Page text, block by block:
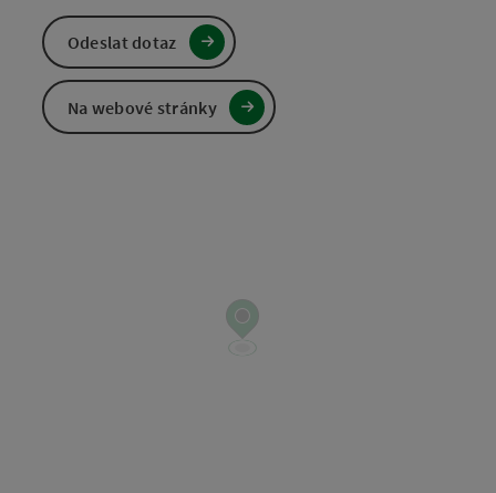
Odeslat dotaz
Na webové stránky